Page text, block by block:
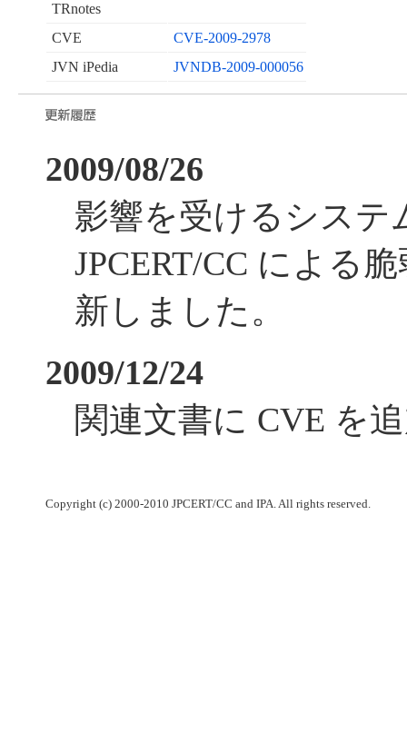
TRnotes
CVE
CVE-2009-2978
JVN iPedia
JVNDB-2009-000056
2009/08/26
影響を受けるシステ
JPCERT/CC による
新しました。
2009/12/24
関連文書に CVE を
Copyright (c) 2000-2010 JPCERT/CC and IPA. All rights reserved.